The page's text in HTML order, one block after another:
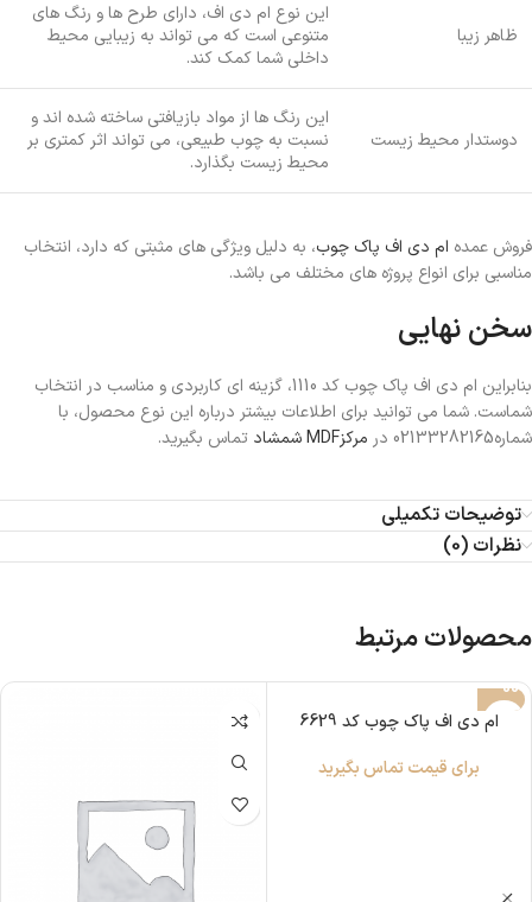
ظاهر زیبا
این نوع ام دی اف، دارای طرح ها و رنگ های
متنوعی است که می تواند به زیبایی محیط
داخلی شما کمک ‌کند.
دوستدار محیط زیست
این رنگ ها از مواد بازیافتی ساخته شده اند و
نسبت به چوب طبیعی، می تواند اثر کمتری بر
محیط زیست بگذارد.
فروش عمده ام دی اف پاک چوب، به دلیل ویژگی های مثبتی که دارد، انتخاب
مناسبی برای انواع پروژه های مختلف می باشد.
سخن نهایی
بنابراین ام دی اف پاک چوب کد 1110، گزینه ای کاربردی و مناسب در انتخاب
شماست. شما می توانید برای اطلاعات بیشتر درباره این نوع محصول، با
شماره02133282165 در
مرکزMDF شمشاد تماس بگیرید.
توضیحات تکمیلی
نظرات (0)
محصولات مرتبط
ام دی اف پاک چوب کد 6629
برای قیمت تماس بگیرید